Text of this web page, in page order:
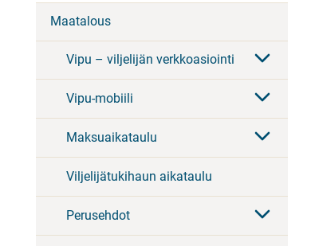
Maatalous
Vipu – viljelijän verkkoasiointi
Vipu-mobiili
Maksuaikataulu
Viljelijätukihaun aikataulu
Perusehdot